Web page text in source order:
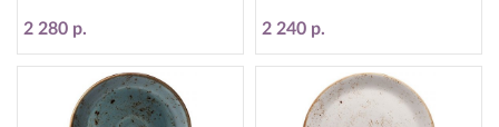
2 280 р. 2 240 р.